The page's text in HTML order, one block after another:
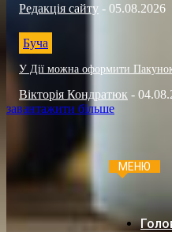
Редакція сайту - 05.08.2026
Буча
У Дії можна оформити
Вікторія Кондратюк -
завантажити більше
МЕНЮ